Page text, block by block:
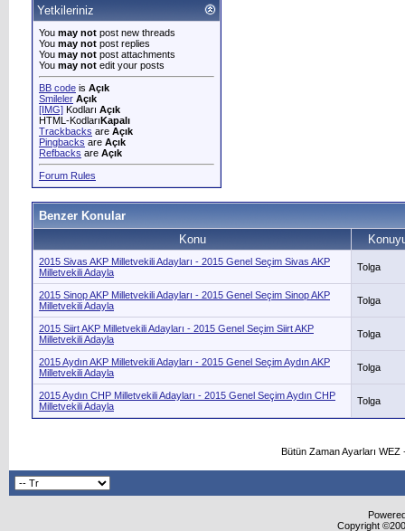
Yetkileriniz
You may not post new threads
You may not post replies
You may not post attachments
You may not edit your posts
BB code is Açık
Smileler Açık
[IMG] Kodları Açık
HTML-KodlarıKapalı
Trackbacks are Açık
Pingbacks are Açık
Refbacks are Açık
Forum Rules
Benzer Konular
Konu
2015 Sivas AKP Milletvekili Adayları - 2015 Genel Seçim Sivas AKP
Milletvekili Adayla
Tolga
2015 Sinop AKP Milletvekili Adayları - 2015 Genel Seçim Sinop AKP
Milletvekili Adayla
Tolga
2015 Siirt AKP Milletvekili Adayları - 2015 Genel Seçim Siirt AKP
Milletvekili Adayla
Tolga
2015 Aydın AKP Milletvekili Adayları - 2015 Genel Seçim Aydın AKP
Milletvekili Adayla
Tolga
2015 Aydın CHP Milletvekili Adayları - 2015 Genel Seçim Aydın CHP
Milletvekili Adayla
Tolga
Bütün Zaman Ayarları
Copyright